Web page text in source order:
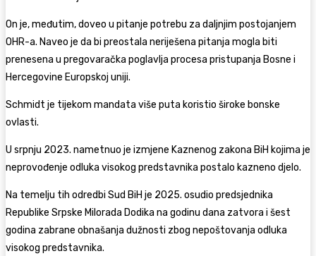
On je, međutim, doveo u pitanje potrebu za daljnjim postojanjem
OHR-a. Naveo je da bi preostala neriješena pitanja mogla biti
prenesena u pregovaračka poglavlja procesa pristupanja Bosne i
Hercegovine Europskoj uniji.
Schmidt je tijekom mandata više puta koristio široke bonske
ovlasti.
U srpnju 2023. nametnuo je izmjene Kaznenog zakona BiH kojima je
neprovođenje odluka visokog predstavnika postalo kazneno djelo.
Na temelju tih odredbi Sud BiH je 2025. osudio predsjednika
Republike Srpske Milorada Dodika na godinu dana zatvora i šest
godina zabrane obnašanja dužnosti zbog nepoštovanja odluka
visokog predstavnika.